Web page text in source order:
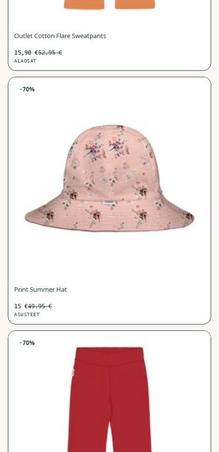
Outlet Cotton Flare Sweatpants
15,90 €52,95€
ALAOSAT
−70%
Print Summer Hat
15 €49,95€
ASUSTEET
−70%